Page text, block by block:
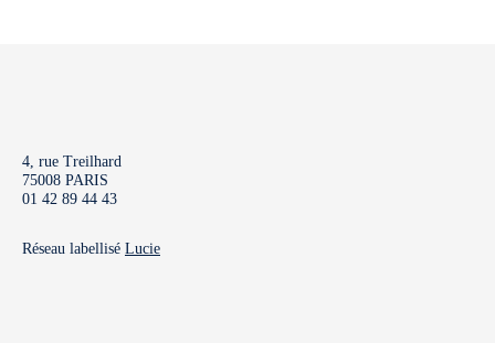
4, rue Treilhard
75008 PARIS
01 42 89 44 43
Réseau labellisé Lucie